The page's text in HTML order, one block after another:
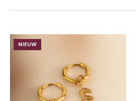
NIEUW